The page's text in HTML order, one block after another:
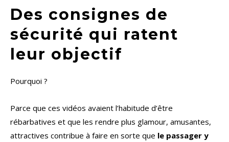
Des consignes de
sécurité qui ratent
leur objectif
Pourquoi ?
Parce que ces vidéos avaient l’habitude d’être
rébarbatives et que les rendre plus glamour, amusantes,
attractives contribue à faire en sorte que le passager y